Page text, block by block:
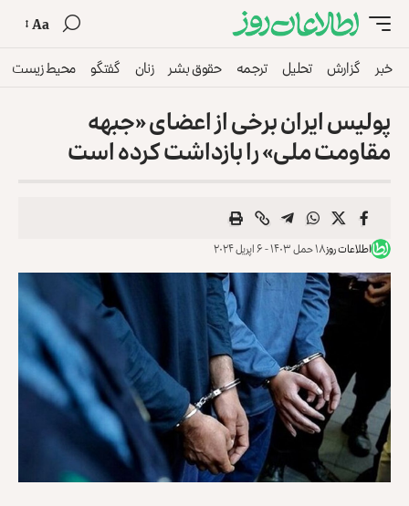
Aa
خبر گزارش تحلیل ترجمه حقوق بشر زنان گفتگو محیط زیست
پولیس ایران برخی از اعضای «جبهه
مقاومت ملی» را بازداشت کرده است
اطلاعات روز۱۸ حمل ۱۴۰۳ - ۶ اپریل ۲۰۲۴